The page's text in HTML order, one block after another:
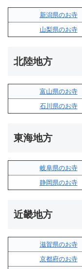
新潟県のお寺
山梨県のお寺
北陸地方
富山県のお寺
石川県のお寺
東海地方
岐阜県のお寺
静岡県のお寺
近畿地方
滋賀県のお寺
京都府のお寺